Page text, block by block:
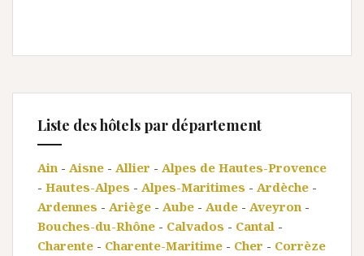
Liste des hôtels par département
Ain - Aisne - Allier - Alpes de Hautes-Provence
- Hautes-Alpes - Alpes-Maritimes - Ardèche -
Ardennes - Ariège - Aube - Aude - Aveyron -
Bouches-du-Rhône - Calvados - Cantal -
Charente - Charente-Maritime - Cher - Corrèze